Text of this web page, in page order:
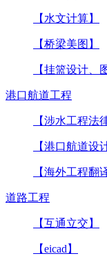
【水文计算】
【桥梁美图】
【挂篮设计、
港口航道工程
【涉水工程法
【港口航道设
【海外工程翻
道路工程
【互通立交】
【eicad】